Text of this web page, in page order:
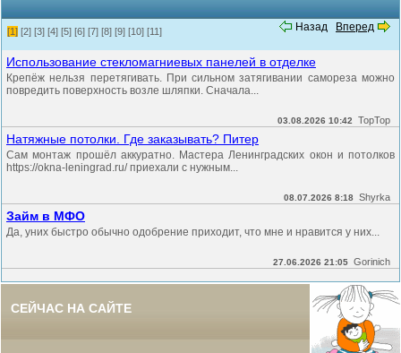
Назад Вперед
[1] [2] [3] [4] [5] [6] [7] [8] [9] [10] [11]
Использование стекломагниевых панелей в отделке
Крепёж нельзя перетягивать. При сильном затягивании самореза можно
повредить поверхность возле шляпки. Сначала...
03.08.2026 10:42 TopTop
Натяжные потолки. Где заказывать? Питер
Сам монтаж прошёл аккуратно. Мастера Ленинградских окон и потолков
https://okna-leningrad.ru/ приехали с нужным...
08.07.2026 8:18 Shyrka
Займ в МФО
Да, уних быстро обычно одобрение приходит, что мне и нравится у них...
27.06.2026 21:05 Gorinich
СЕЙЧАС НА САЙТЕ